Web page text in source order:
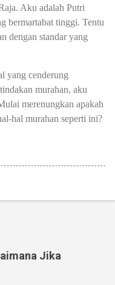
Aku adalah Putri
bermartabat tinggi. Tentu
dengan standar yang
yang cenderung
murahan, aku
merenungkan apakah
hal murahan seperti ini?
Jika